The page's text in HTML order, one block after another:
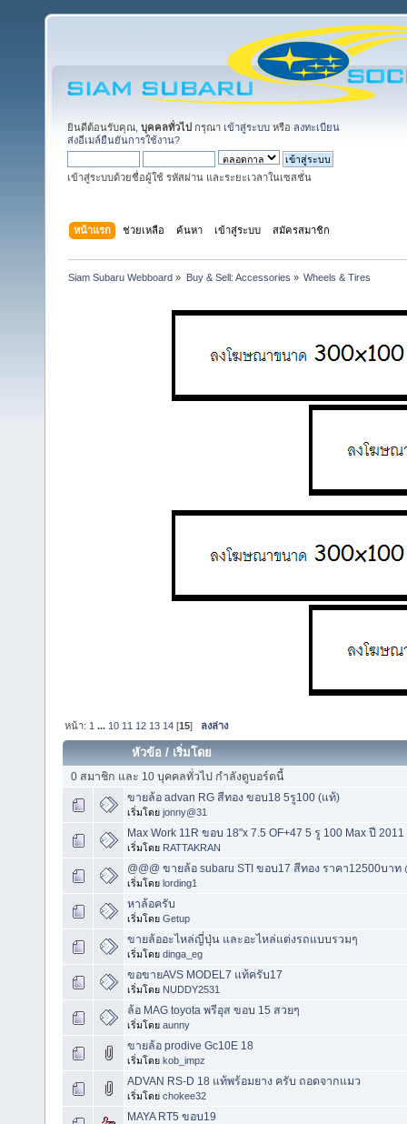
ยินดีต้อนรับคุณ, บุคคลทั่วไป กรุณา เข้าสู่ระบบ หรือ ลงทะเบียน
ส่งอีเมล์ยืนยันการใช้งาน?
เข้าสู่ระบบด้วยชื่อผู้ใช้ รหัสผ่าน และระยะเวลาในเซสชั่น
หน้าแรก ช่วยเหลือ ค้นหา เข้าสู่ระบบ สมัครสมาชิก
Siam Subaru Webboard » Buy & Sell: Accessories » Wheels & Tires
หน้า: 1 ... 10 11 12 13 14 [15] ลงล่าง
หัวข้อ / เริ่มโดย
0 สมาชิก และ 10 บุคคลทั่วไป กำลังดูบอร์ดนี้
ขายล้อ advan RG สีทอง ขอบ18 5รู100 (แท้)
เริ่มโดย jonny@31
Max Work 11R ขอบ 18"x 7.5 OF+47 5 รู 100 Max ปี 2011
เริ่มโดย RATTAKRAN
@@@ ขายล้อ subaru STI ขอบ17 สีทอง ราคา12500บาท
เริ่มโดย lording1
หาล้อครับ
เริ่มโดย Getup
ขายล้ออะไหล่ญี่ปุ่น และอะไหล่แต่งรถแบบรวมๆ
เริ่มโดย dinga_eg
ขอขายAVS MODEL7 แท้ครับ17
เริ่มโดย NUDDY2531
ล้อ MAG toyota พรีอุส ขอบ 15 สวยๆ
เริ่มโดย aunny
ขายล้อ prodive Gc10E 18
เริ่มโดย kob_impz
ADVAN RS-D 18 แท้พร้อมยาง ครับ ถอดจากแมว
เริ่มโดย chokee32
MAYA RT5 ขอบ19